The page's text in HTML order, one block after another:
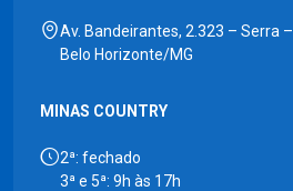
Av. Bandeirantes, 2.323 – Serra –
Belo Horizonte/MG
MINAS COUNTRY
2ª: fechado
3ª e 5ª: 9h às 17h